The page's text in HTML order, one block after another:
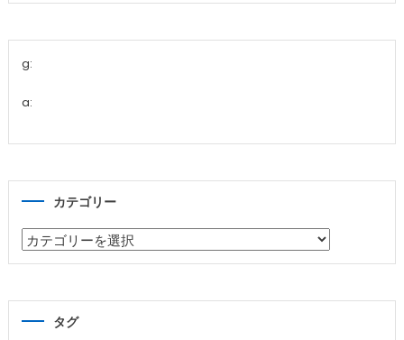
g:
a:
カテゴリー
カ
テ
タグ